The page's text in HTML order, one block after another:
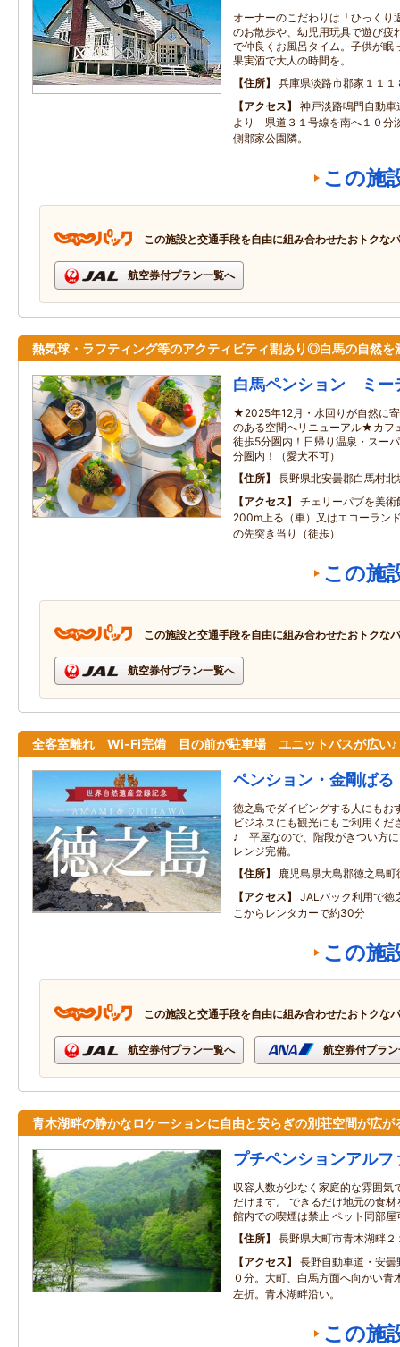
オーナーのこだわりは「ひっくり
のお散歩や、幼児用玩具で遊び疲
で仲良くお風呂タイム。子供が眠
果実酒で大人の時間を。
住所
兵庫県淡路市郡家１１１
アクセス
神戸淡路鳴門自動
より 県道３１号線を南へ１０分
側郡家公園隣。
この施
この施設と交通手段を自由に組み合わせたおトクな
航空券付プラン一覧へ
熱気球・ラフティング等のアクティビティ割あり◎白馬の自然を
白馬ペンション ミー
★2025年12月・水回りが自然に
のある空間へリニューアル★カフ
徒歩5分圏内！日帰り温泉・スー
分圏内！（愛犬不可）
住所
長野県北安曇郡白馬村
アクセス
チェリーパブを美術
200m上る（車）又はエコーラン
の先突き当り（徒歩）
この施
この施設と交通手段を自由に組み合わせたおトクな
航空券付プラン一覧へ
全客室離れ Wi-Fi完備 目の前が駐車場 ユニットバスが広い♪
ペンション・金剛ばる
徳之島でダイビングする人にも
ビジネスにも観光にもご利用く
♪ 平屋なので、階段がきつい方
レンジ完備。
住所
鹿児島県大島郡徳之島
アクセス
JALパック利用で
こからレンタカーで約30分
この施
この施設と交通手段を自由に組み合わせたおトクな
航空券付プラン一覧へ 航空券付プラ
青木湖畔の静かなロケーションに自由と安らぎの別荘空間が広が
プチペンションアルフ
収容人数が少なく家庭的な雰囲気
だけます。 できるだけ地元の食
館内での喫煙は禁止 ペット同部
住所
長野県大町市青木湖畔２
アクセス
長野自動車道・安
０分。大町、白馬方面へ向かい青
左折。青木湖畔沿い。
この施